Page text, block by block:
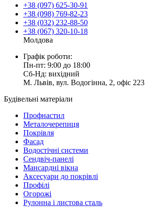
+38 (097) 625-30-91
+38 (098) 769-82-23
+38 (032) 232-88-50
+38 (067) 320-10-18
Молдова
Графік роботи:
Пн-пт: 9:00 до 18:00
Сб-Нд: вихідний
М. Львів, вул. Водогінна, 2, офіс 223
Будівельні матеріали
Профнастил
Металочерепиця
Покрівля
Фасад
Водостічні системи
Сендвіч-панелі
Мансардні вікна
Аксесуари до покрівлі
Профілі
Огорожі
Рулонна і листова сталь